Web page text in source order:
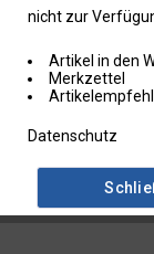
nicht zur
Artikel in den
Merkzettel
Datenschutz